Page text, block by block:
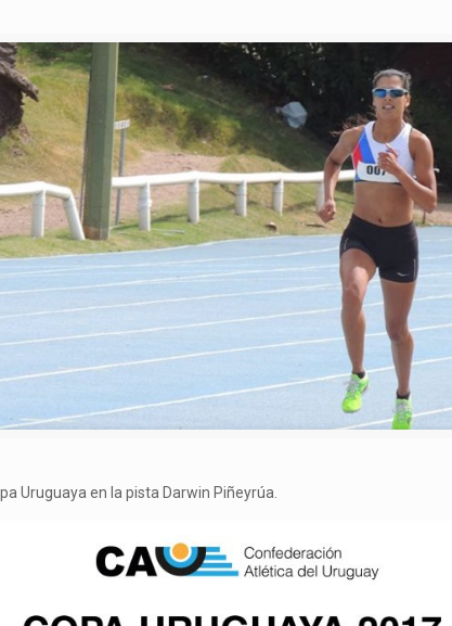
Uruguaya en la pista Darwin Piñeyrúa.